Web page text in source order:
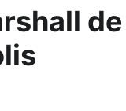
de